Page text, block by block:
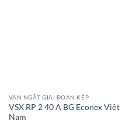
VAN NGẮT GIAI ĐOẠN KÉP
VSX RP 2 40 A BG Econex Việt
Nam